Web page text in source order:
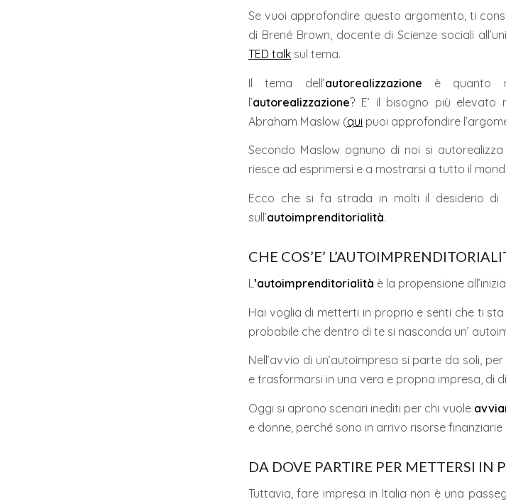
Se vuoi approfondire questo argomento, ti
di Brené Brown, docente di Scienze sociali
TED talk sul tema.
Il tema dell’autorealizzazione è quanto
l’autorealizzazione? E’ il bisogno più elevato
Abraham Maslow (qui puoi approfondire
Secondo Maslow ognuno di noi si
riesce ad esprimersi e a mostrarsi a tutto il
Ecco che si fa strada in molti il desiderio di
sull’autoimprenditorialità.
CHE COS’E’
L ’autoimprenditorialità è la propensione
Hai voglia di metterti in proprio e senti che ti
probabile che dentro di te si nasconda un’
Nell’avvio di un’autoimpresa si parte da soli,
e trasformarsi in una vera e propria impresa, di
Oggi si aprono scenari inediti per chi vuole
e donne, perché sono in arrivo risorse
DA DOVE PARTIRE PER METTERSI IN
Tuttavia, fare impresa in Italia non è una